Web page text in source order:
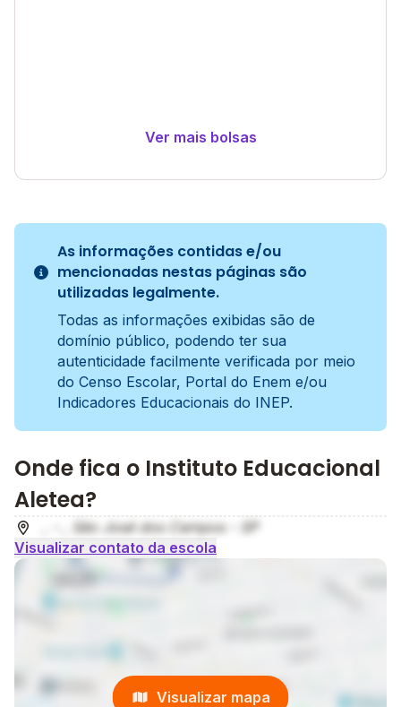
Ver mais bolsas
As informações contidas e/ou
mencionadas nestas páginas são
utilizadas legalmente.
Todas as informações exibidas são de
domínio público, podendo ter sua
autenticidade facilmente verificada por meio
do Censo Escolar, Portal do Enem e/ou
Indicadores Educacionais do INEP.
Onde fica o Instituto Educacional
Aletea?
, - , São José dos Campos - SP
Visualizar contato da escola
Visualizar mapa